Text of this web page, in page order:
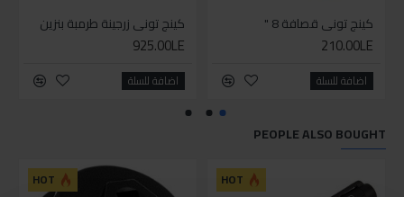
كينج توني قصافة 8 "
210.00LE
اضافة للسلة
كينج توني زرجينة طرمبة بنزين
925.00LE
اضافة للسلة
PEOPLE ALSO BOUGHT
HOT
HOT